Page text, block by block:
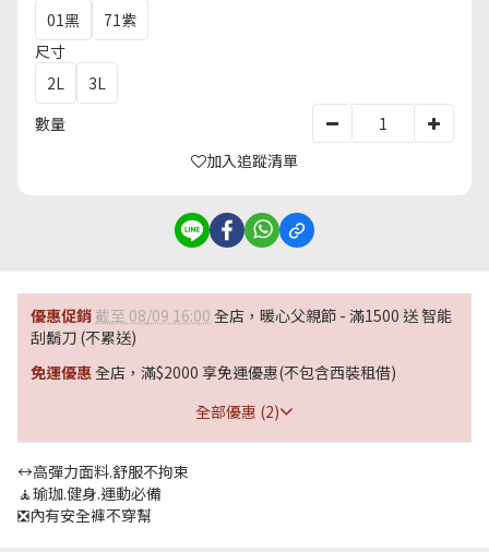
01黑
71紫
尺寸
2L
3L
數量
加入追蹤清單
優惠促銷 截至 08/09 16:00 全店，暖心父親節 - 滿1500 送 智能
刮鬍刀 (不累送)
免運優惠全店，滿$2000 享免運優惠(不包含西裝租借)
全部優惠 (2)
↔️高彈力面料.舒服不拘束
🧘瑜珈.健身.運動必備
❎內有安全褲不穿幫